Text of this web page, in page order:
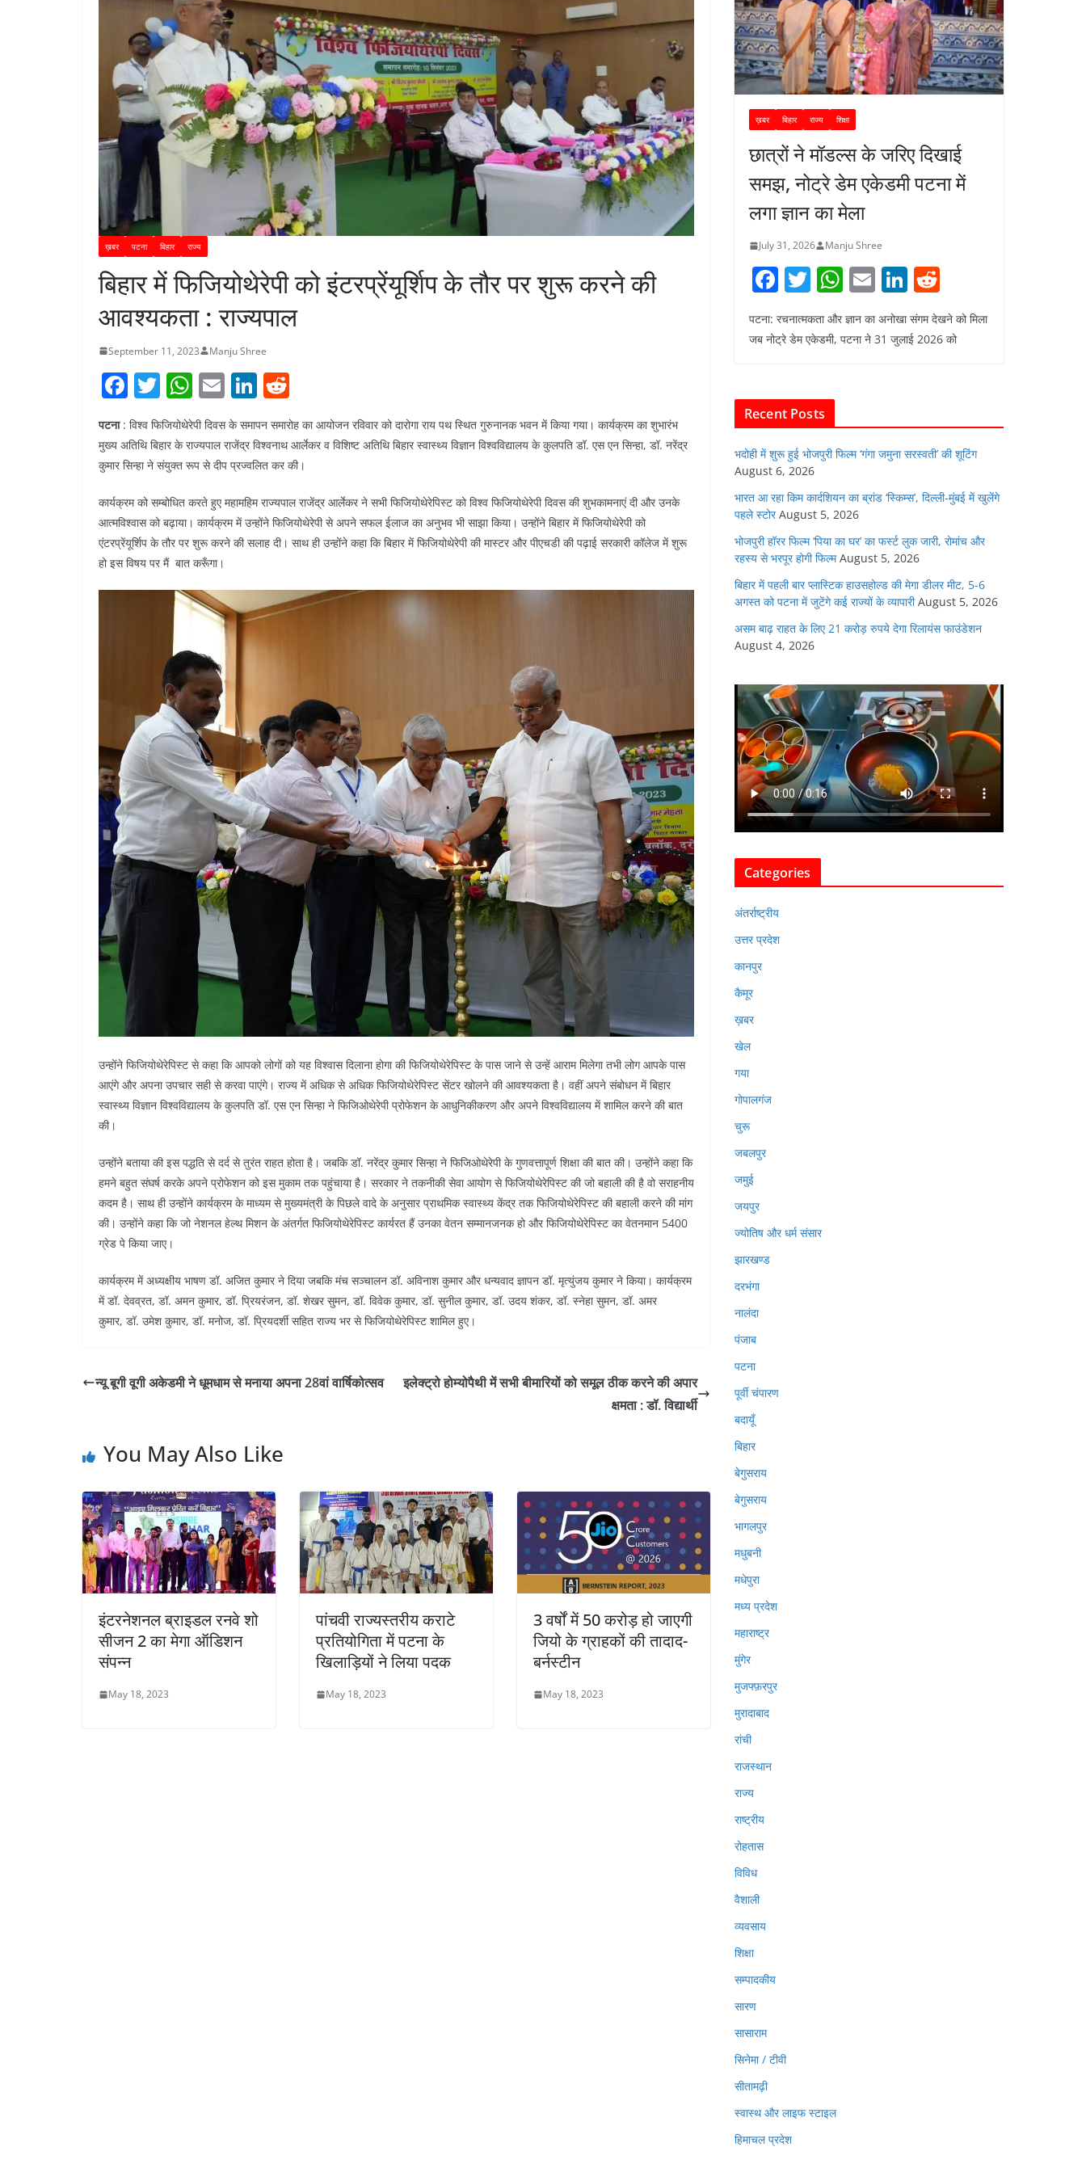
ख़बर पटना बिहार राज्य
बिहार में फिजियोथेरेपी को इंटरप्रेंयूर्शिप के तौर पर शुरू करने की
आवश्यकता : राज्यपाल
September 11, 2023 Manju Shree
F
a
c
e
o
o
k
T
w
itt
er
W
h
at
s
A
p
p
E
m
ai
l
Li
k
e
n
e
d
di
पटना: विश्व फिजियोथेरेपी दिवस के समापन समारोह का आयोजन रविवार को दारोगा राय पथ स्थित गुरुनानक भवन में किया गया। कार्यक्रम का शुभारंभ
मुख्य अतिथि बिहार के राज्यपाल राजेंद्र विश्वनाथ आर्लेकर व विशिष्ट अतिथि बिहार स्वास्थ्य विज्ञान विश्वविद्यालय के कुलपति डॉ. एस एन सिन्हा, डॉ. नरेंद्र
कुमार सिन्हा ने संयुक्त रूप से दीप प्रज्वलित कर की।
कार्यक्रम को सम्बोधित करते हुए महामहिम राज्यपाल राजेंद्र आर्लेकर ने सभी फिजियोथेरेपिस्ट को विश्व फिजियोथेरेपी दिवस की शुभकामनाएं दी और उनके
आत्मविश्वास को बढ़ाया। कार्यक्रम में उन्होंने फिजियोथेरेपी से अपने सफल ईलाज का अनुभव भी साझा किया। उन्होंने बिहार में फिजियोथेरेपी को
एंटरप्रेंयूर्शिप के तौर पर शुरू करने की सलाह दी। साथ ही उन्होंने कहा कि बिहार में फिजियोथेरेपी की मास्टर और पीएचडी की पढ़ाई सरकारी कॉलेज में शुरू
हो इस विषय पर मैं बात करूँगा।
उन्होंने फिजियोथेरेपिस्ट से कहा कि आपको लोगों को यह विश्वास दिलाना होगा की फिजियोथेरेपिस्ट के पास जाने से उन्हें आराम मिलेगा तभी लोग आपके पास
आएंगे और अपना उपचार सही से करवा पाएंगे। राज्य में अधिक से अधिक फिजियोथेरेपिस्ट सेंटर खोलने की आवश्यकता है। वहीं अपने संबोधन में बिहार
स्वास्थ्य विज्ञान विश्वविद्यालय के कुलपति डॉ. एस एन सिन्हा ने फिजिओथेरेपी प्रोफेशन के आधुनिकीकरण और अपने विश्वविद्यालय में शामिल करने की बात
की।
उन्होंने बताया की इस पद्धति से दर्द से तुरंत राहत होता है। जबकि डॉ. नरेंद्र कुमार सिन्हा ने फिजिओथेरेपी के गुणवत्तापूर्ण शिक्षा की बात की। उन्होंने कहा कि
हमने बहुत संघर्ष करके अपने प्रोफेशन को इस मुकाम तक पहुंचाया है। सरकार ने तकनीकी सेवा आयोग से फिजियोथेरेपिस्ट की जो बहाली की है वो सराहनीय
कदम है। साथ ही उन्होंने कार्यक्रम के माध्यम से मुख्यमंत्री के पिछले वादे के अनुसार प्राथमिक स्वास्थ्य केंद्र तक फिजियोथेरेपिस्ट की बहाली करने की मांग
की। उन्होंने कहा कि जो नेशनल हेल्थ मिशन के अंतर्गत फिजियोथेरेपिस्ट कार्यरत हैं उनका वेतन सम्मानजनक हो और फिजियोथेरेपिस्ट का वेतनमान 5400
ग्रेड पे किया जाए।
कार्यक्रम में अध्यक्षीय भाषण डॉ. अजित कुमार ने दिया जबकि मंच सञ्चालन डॉ. अविनाश कुमार और धन्यवाद ज्ञापन डॉ. मृत्युंजय कुमार ने किया। कार्यक्रम
में डॉ. देवव्रत, डॉ. अमन कुमार, डॉ. प्रियरंजन, डॉ. शेखर सुमन, डॉ. विवेक कुमार, डॉ. सुनील कुमार, डॉ. उदय शंकर, डॉ. स्नेहा सुमन, डॉ. अमर
कुमार, डॉ. उमेश कुमार, डॉ. मनोज, डॉ. प्रियदर्शी सहित राज्य भर से फिजियोथेरेपिस्ट शामिल हुए।
न्यू बूगी वूगी अकेडमी ने धूमधाम से मनाया अपना 28वां वार्षिकोत्सव
इलेक्ट्रो होम्योपैथी में सभी बीमारियों को समूल ठीक करने की अपार
क्षमता : डॉ. विद्यार्थी
You May Also Like
इंटरनेशनल ब्राइडल रनवे शो
सीजन 2 का मेगा ऑडिशन
संपन्न
May 18, 2023
पांचवी राज्यस्तरीय कराटे
प्रतियोगिता में पटना के
खिलाड़ियों ने लिया पदक
May 18, 2023
3 वर्षों में 50 करोड़ हो जाएगी
जियो के ग्राहकों की तादाद-
बर्नस्टीन
May 18, 2023
ख़बर बिहार राज्य शिक्षा
छात्रों ने मॉडल्स के जरिए दिखाई
समझ, नोट्रे डेम एकेडमी पटना में
लगा ज्ञान का मेला
July 31, 2026 Manju Shree
F
c
e
o
o
k
T
itt
W
at
p
E
m
ai
Li
n
k
e
e
d
पटना: रचनात्मकता और ज्ञान का अनोखा संगम देखने को मिला
जब नोट्रे डेम एकेडमी, पटना ने 31 जुलाई 2026 को
Recent Posts
भदोही में शुरू हुई भोजपुरी फिल्म ‘गंगा जमुना सरस्वती’ की शूटिंग
August 6, 2026
भारत आ रहा किम कार्दशियन का ब्रांड ‘स्किम्स’, दिल्ली-मुंबई में खुलेंगे
पहले स्टोर August 5, 2026
भोजपुरी हॉरर फिल्म ‘पिया का घर’ का फर्स्ट लुक जारी, रोमांच और
रहस्य से भरपूर होगी फिल्म August 5, 2026
बिहार में पहली बार प्लास्टिक हाउसहोल्ड की मेगा डीलर मीट, 5-6
अगस्त को पटना में जुटेंगे कई राज्यों के व्यापारी August 5, 2026
असम बाढ़ राहत के लिए 21 करोड़ रुपये देगा रिलायंस फाउंडेशन
August 4, 2026
Categories
अंतर्राष्ट्रीय
उत्तर प्रदेश
कानपुर
कैमूर
ख़बर
खेल
गया
गोपालगंज
चुरू
जबलपुर
जमुई
जयपुर
ज्योतिष और धर्म संसार
झारखण्ड
दरभंगा
नालंदा
पंजाब
पटना
पूर्वी चंपारण
बदायूँ
बिहार
बेगुसराय
बेगुसराय
भागलपुर
मधुबनी
मधेपुरा
मध्य प्रदेश
महाराष्ट्र
मुंगेर
मुजफ्फ़रपुर
मुरादाबाद
रांची
राजस्थान
राज्य
राष्ट्रीय
रोहतास
विविध
वैशाली
व्यवसाय
शिक्षा
सम्पादकीय
सारण
सासाराम
सिनेमा / टीवी
सीतामढ़ी
स्वास्थ और लाइफ स्टाइल
हिमाचल प्रदेश